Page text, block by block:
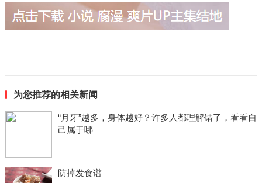
为您推荐的相关新闻
“月牙”越多，身体越好？许多人都理解错了，看看自
己属于哪
防掉发食谱